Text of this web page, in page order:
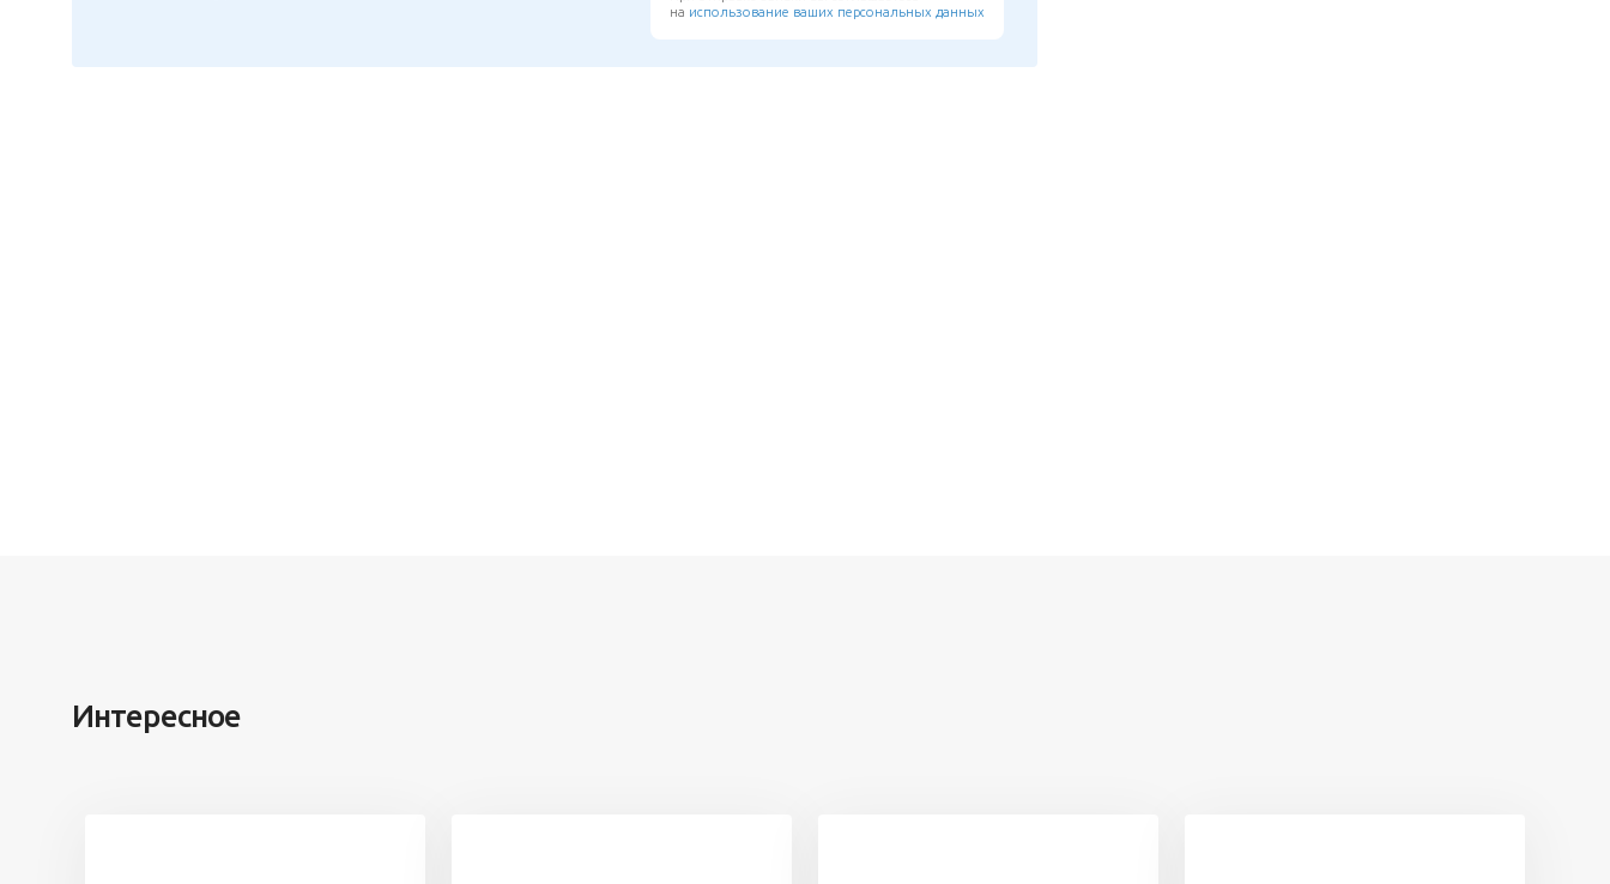
на использование ваших персональных данных
Интересное